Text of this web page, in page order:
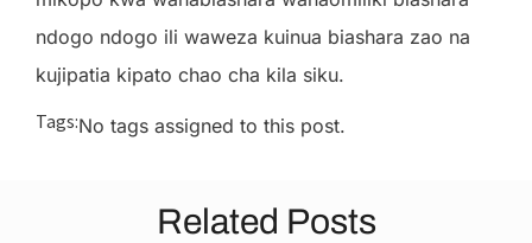
ndogo ndogo ili waweza kuinua biashara zao na
kujipatia kipato chao cha kila siku.
Tags:No tags assigned to this post.
Related Posts